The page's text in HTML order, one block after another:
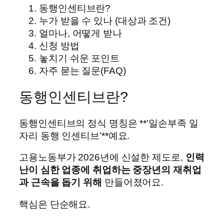
동행인센티브란?
누가 받을 수 있나 (대상과 조건)
얼마나, 어떻게 받나
신청 방법
놓치기 쉬운 포인트
자주 묻는 질문(FAQ)
동행인센티브란?
동행인센티브의 정식 명칭은 **’일손부족 일
자리 동행 인센티브’**예요.
고용노동부가 2026년에 신설한 제도로, 인력
난이 심한 업종에 취업하는 중장년의 재취업
과 근속을 돕기 위해 만들어졌어요.
핵심은 단순해요.